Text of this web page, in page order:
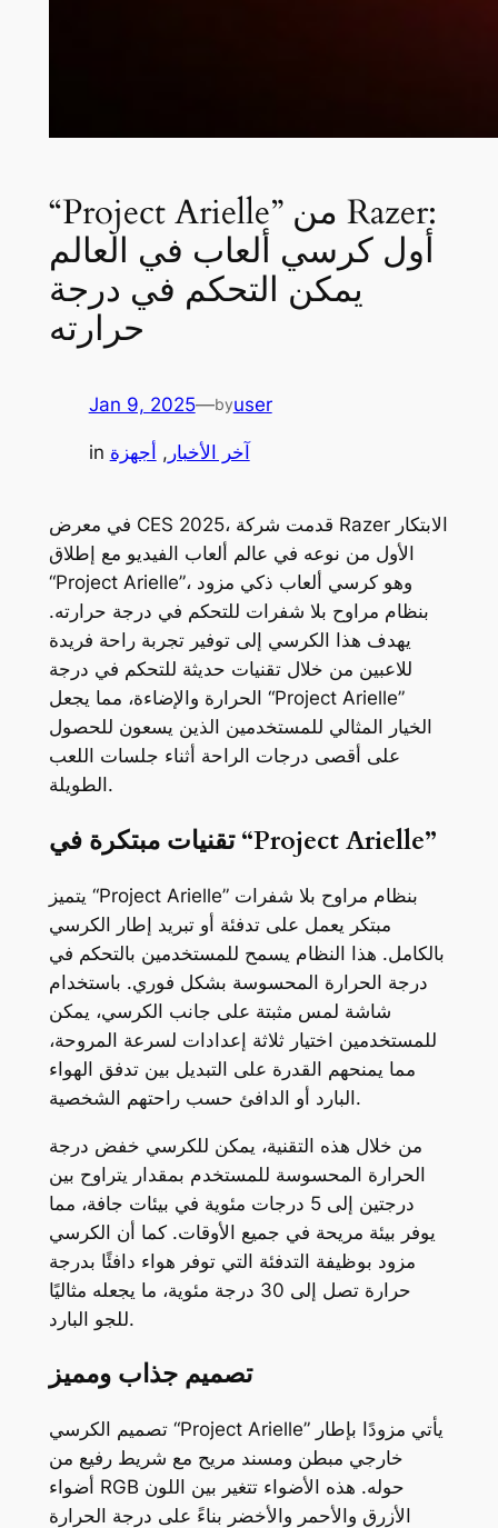
“Project Arielle” من Razer:
أول كرسي ألعاب في العالم
يمكن التحكم في درجة
حرارته
Jan 9, 2025—byuser
in آخر الأخبار , أجهزة
في معرض CES 2025، قدمت شركة Razer الابتكار
الأول من نوعه في عالم ألعاب الفيديو مع إطلاق
“Project Arielle”، وهو كرسي ألعاب ذكي مزود
بنظام مراوح بلا شفرات للتحكم في درجة حرارته.
يهدف هذا الكرسي إلى توفير تجربة راحة فريدة
للاعبين من خلال تقنيات حديثة للتحكم في درجة
الحرارة والإضاءة، مما يجعل “Project Arielle”
الخيار المثالي للمستخدمين الذين يسعون للحصول
على أقصى درجات الراحة أثناء جلسات اللعب
الطويلة.
تقنيات مبتكرة في “Project Arielle”
يتميز “Project Arielle” بنظام مراوح بلا شفرات
مبتكر يعمل على تدفئة أو تبريد إطار الكرسي
بالكامل. هذا النظام يسمح للمستخدمين بالتحكم في
درجة الحرارة المحسوسة بشكل فوري. باستخدام
شاشة لمس مثبتة على جانب الكرسي، يمكن
للمستخدمين اختيار ثلاثة إعدادات لسرعة المروحة،
مما يمنحهم القدرة على التبديل بين تدفق الهواء
البارد أو الدافئ حسب راحتهم الشخصية.
من خلال هذه التقنية، يمكن للكرسي خفض درجة
الحرارة المحسوسة للمستخدم بمقدار يتراوح بين
درجتين إلى 5 درجات مئوية في بيئات جافة، مما
يوفر بيئة مريحة في جميع الأوقات. كما أن الكرسي
مزود بوظيفة التدفئة التي توفر هواء دافئًا بدرجة
حرارة تصل إلى 30 درجة مئوية، ما يجعله مثاليًا
للجو البارد.
تصميم جذاب ومميز
تصميم الكرسي “Project Arielle” يأتي مزودًا بإطار
خارجي مبطن ومسند مريح مع شريط رفيع من
أضواء RGB حوله. هذه الأضواء تتغير بين اللون
الأزرق والأحمر والأخضر بناءً على درجة الحرارة